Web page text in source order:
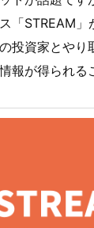
「STREAM
投資家とや
報が得られる